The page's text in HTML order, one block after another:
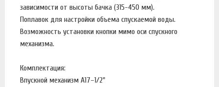
зависимости от высоты бачка (315-450 мм).
Поплавок для настройки объема спускаемой воды.
Возможность установки кнопки мимо оси спускного
механизма.
Комплектация:
Впускной механизм A17–1/2"